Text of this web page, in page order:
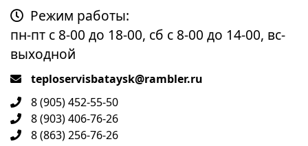
Режим работы:
пн-пт с 8-00 до 18-00, сб с 8-00 до 14-00, вс-
выходной
teploservisbataysk@rambler.ru
8 (905) 452-55-50
8 (903) 406-76-26
8 (863) 256-76-26